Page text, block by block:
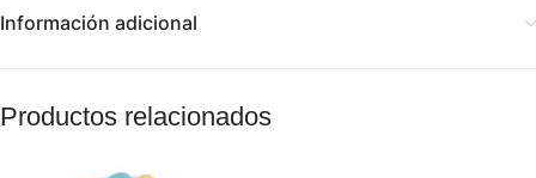
Información adicional
Productos relacionados